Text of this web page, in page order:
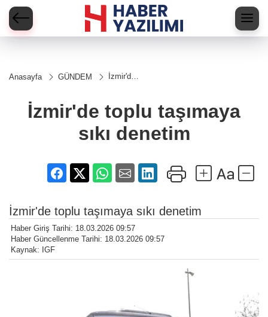
Anasayfa GÜNDEM
İzmir'de
sıkı
denetim
İzmir'de toplu taşımaya
sıkı denetim
İzmir'de toplu taşımaya sıkı denetim
Haber Giriş Tarihi: 18.03.2026 09:57
Haber Güncellenme Tarihi: 18.03.2026 09:57
Kaynak: IGF